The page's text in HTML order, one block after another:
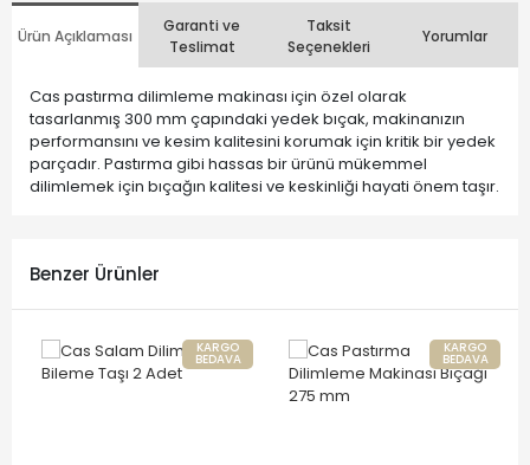
Ürün Açıklaması
Garanti ve
Teslimat
Taksit
Seçenekleri
Yorumlar
Cas pastırma dilimleme makinası için özel olarak
tasarlanmış 300 mm çapındaki yedek bıçak, makinanızın
performansını ve kesim kalitesini korumak için kritik bir yedek
parçadır. Pastırma gibi hassas bir ürünü mükemmel
dilimlemek için bıçağın kalitesi ve keskinliği hayati önem taşır.
Benzer Ürünler
KARGO
BEDAVA
KARGO
BEDAVA